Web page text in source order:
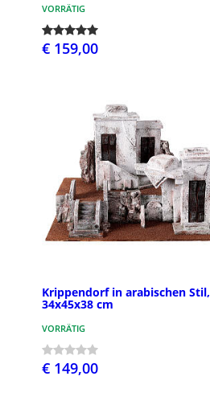
VORRÄTIG
€ 159,00
Krippendorf in arabischen Stil,
34x45x38 cm
VORRÄTIG
€ 149,00